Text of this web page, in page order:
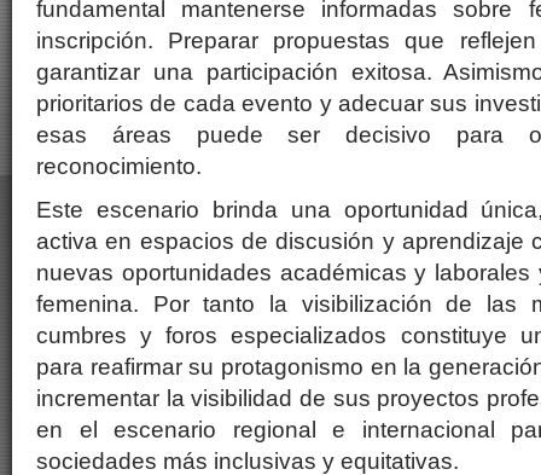
fundamental mantenerse informadas sobre
inscripción. Preparar propuestas que
garantizar una participación exitosa.
prioritarios de cada evento y adecuar sus
esas áreas puede ser decisivo para
reconocimiento.
Este escenario brinda una oportunidad
activa en espacios de discusión y aprendizaje
nuevas oportunidades académicas y
femenina. Por tanto la visibilización de las
cumbres y foros especializados constituye
para reafirmar su protagonismo en la
incrementar la visibilidad de sus proyectos
en el escenario regional e internacional
sociedades más inclusivas y equitativas.